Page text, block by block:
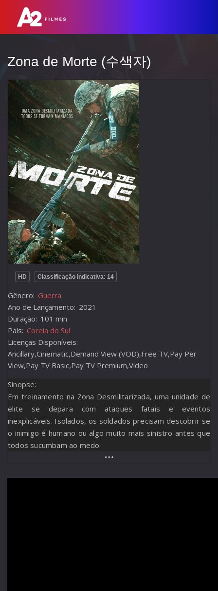
Zona de Morte (수색자)
HD Classificação indicativa: 14
Gênero: Guerra
Ano de Lançamento: 2021
Duração: 101 min
País: Coreia do Sul
Licenças Disponíveis:
Ancillary,Cinematic,Demand View (VOD),Free TV,Pay Per
View,Pay TV Basic,Pay TV Premium,Video
Sinopse:
Em treinamento na Zona Desmilitarizada, uma unidade de
elite se depara com ataques fatais e eventos
inexplicáveis. Isolados, os soldados precisam descobrir se
o inimigo é humano ou algo muito mais sinistro antes que
todos sucumbam ao medo.